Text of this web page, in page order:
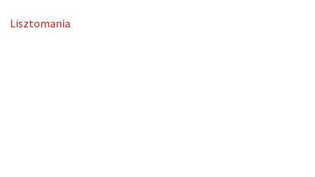
Lisztomania